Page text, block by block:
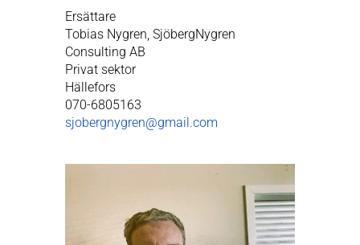
Ersättare
Tobias Nygren, SjöbergNygren
Consulting AB
Privat sektor
Hällefors
070-6805163
sjobergnygren@gmail.com